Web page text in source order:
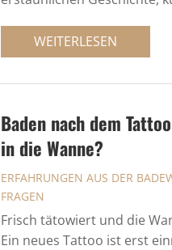
WEITERLESEN
Baden nach dem
in die Wanne?
ERFAHRUNGEN AUS DER
FRAGEN
Frisch tätowiert und die
Ein neues Tattoo ist erst